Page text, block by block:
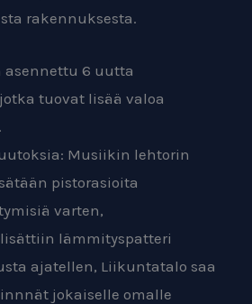
rakennuksesta.
asennettu 6 uutta
tuovat lisää valoa
Musiikin lehtorin
pistorasioita
varten,
lämmityspatteri
ajatellen, Liikuntatalo saa
jokaiselle omalle